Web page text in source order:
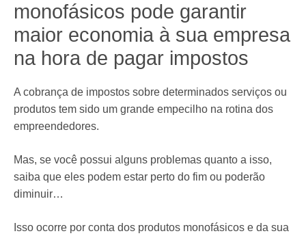
monofásicos pode garantir
maior economia à sua empresa
na hora de pagar impostos
A cobrança de impostos sobre determinados serviços ou
produtos tem sido um grande empecilho na rotina dos
empreendedores.
Mas, se você possui alguns problemas quanto a isso,
saiba que eles podem estar perto do fim ou poderão
diminuir…
Isso ocorre por conta dos produtos monofásicos e da sua